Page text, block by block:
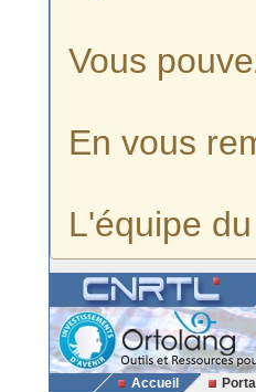
Vous
En vous
L'équipe
Accueil